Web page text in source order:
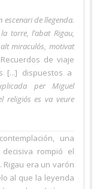
de llegenda.
torre, l’abat Rigau,
miraculós, motivat
Recuerdos de viaje
[...] dispuestos a
per Miguel
religiós es va veure
una
rompió el
Rigau era un varón
al que la leyenda